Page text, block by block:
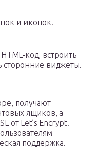
и иконок.
код, встроить
сторонние виджеты.
получают
ящиков, а
от Let’s Encrypt.
поддержка.